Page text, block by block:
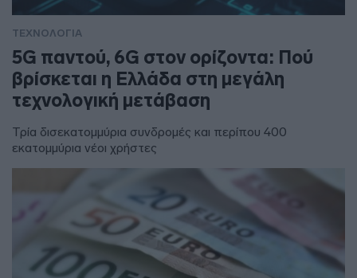
ΤΕΧΝΟΛΟΓΙΑ
5G παντού, 6G στον ορίζοντα: Πού
βρίσκεται η Ελλάδα στη μεγάλη
τεχνολογική μετάβαση
Τρία δισεκατομμύρια συνδρομές και περίπου 400
εκατομμύρια νέοι χρήστες